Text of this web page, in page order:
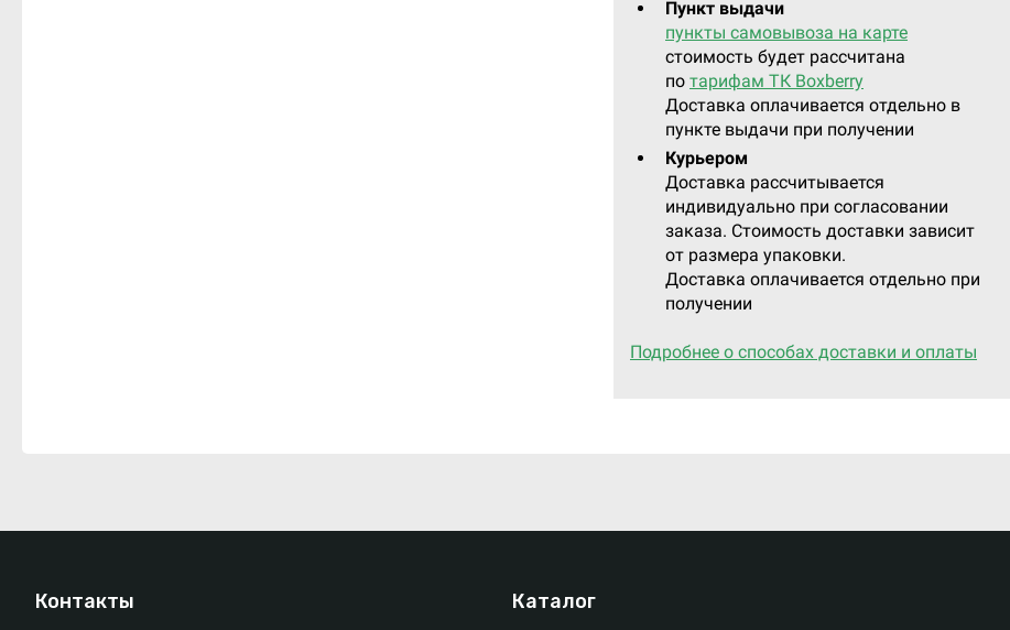
Пункт выдачи
пункты самовывоза на карте
стоимость будет рассчитана
по тарифам ТК Boxberry
Доставка оплачивается отдельно в
пункте выдачи при получении
Курьером
Доставка рассчитывается
индивидуально при согласовании
заказа. Стоимость доставки зависит
от размера упаковки.
Доставка оплачивается отдельно при
получении
Подробнее о способах доставки и оплаты
Контакты Каталог